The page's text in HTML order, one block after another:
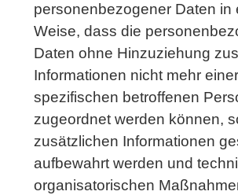
personenbezogener Daten in
Weise, dass die
Daten ohne Hinzuziehung
Informationen nicht mehr einer
spezifischen betroffenen
zugeordnet werden können,
zusätzlichen Informationen
aufbewahrt werden und
organisatorischen